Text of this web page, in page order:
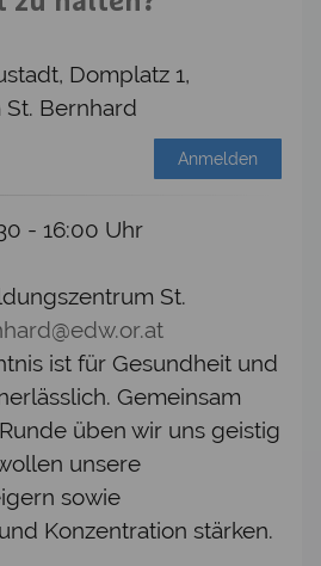
Domplatz 1,
Bernhard
Anmelden
- 16:00 Uhr
St.
ist für Gesundheit und
Gemeinsam
üben wir uns geistig
unsere
sowie
Konzentration stärken.